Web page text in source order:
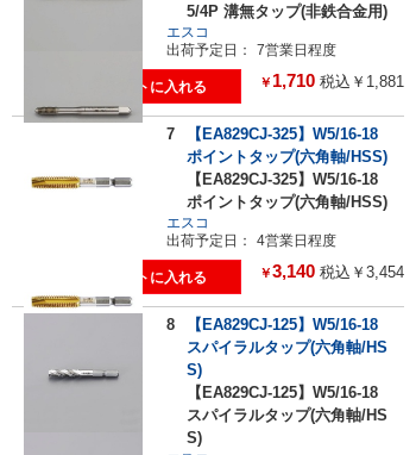
5/4P 溝無タップ(非鉄合金用)
エスコ
出荷予定日：
7営業日程度
￥ 1,710 税込￥1,881
7
【EA829CJ-325】W5/16-18
ポイントタップ(六角軸/HSS)
【EA829CJ-325】W5/16-18
ポイントタップ(六角軸/HSS)
エスコ
出荷予定日：
4営業日程度
￥3,140 税込￥3,454
8
【EA829CJ-125】W5/16-18
スパイラルタップ(六角軸/HS
S)
【EA829CJ-125】W5/16-18
スパイラルタップ(六角軸/HS
S)